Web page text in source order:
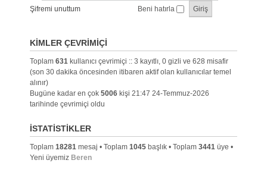
Şifremi unuttum Beni hatırla
KIMLER ÇEVRIMIÇI
Toplam 631kullanıcı çevrimiçi :: 3 kayıtlı, 0 gizli ve 628 misafir
(son 30 dakika öncesinden itibaren aktif olan kullanıcılar temel
alınır)
Bugüne kadar en çok 5006kişi 21:47 24-Temmuz-2026
tarihinde çevrimiçi oldu
İSTATISTIKLER
Toplam 18281mesaj • Toplam 1045başlık • Toplam 3441üye •
Yeni üyemiz Beren